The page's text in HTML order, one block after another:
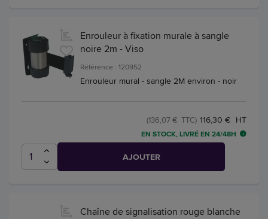
Enrouleur à fixation murale à sangle
noire 2m - Viso
Référence : 120952
Enrouleur mural - sangle 2M environ - noir
116,30 € HT
(136,07 € TTC)
EN STOCK, LIVRÉ EN 24/48H
AJOUTER
Chaîne de signalisation rouge blanche